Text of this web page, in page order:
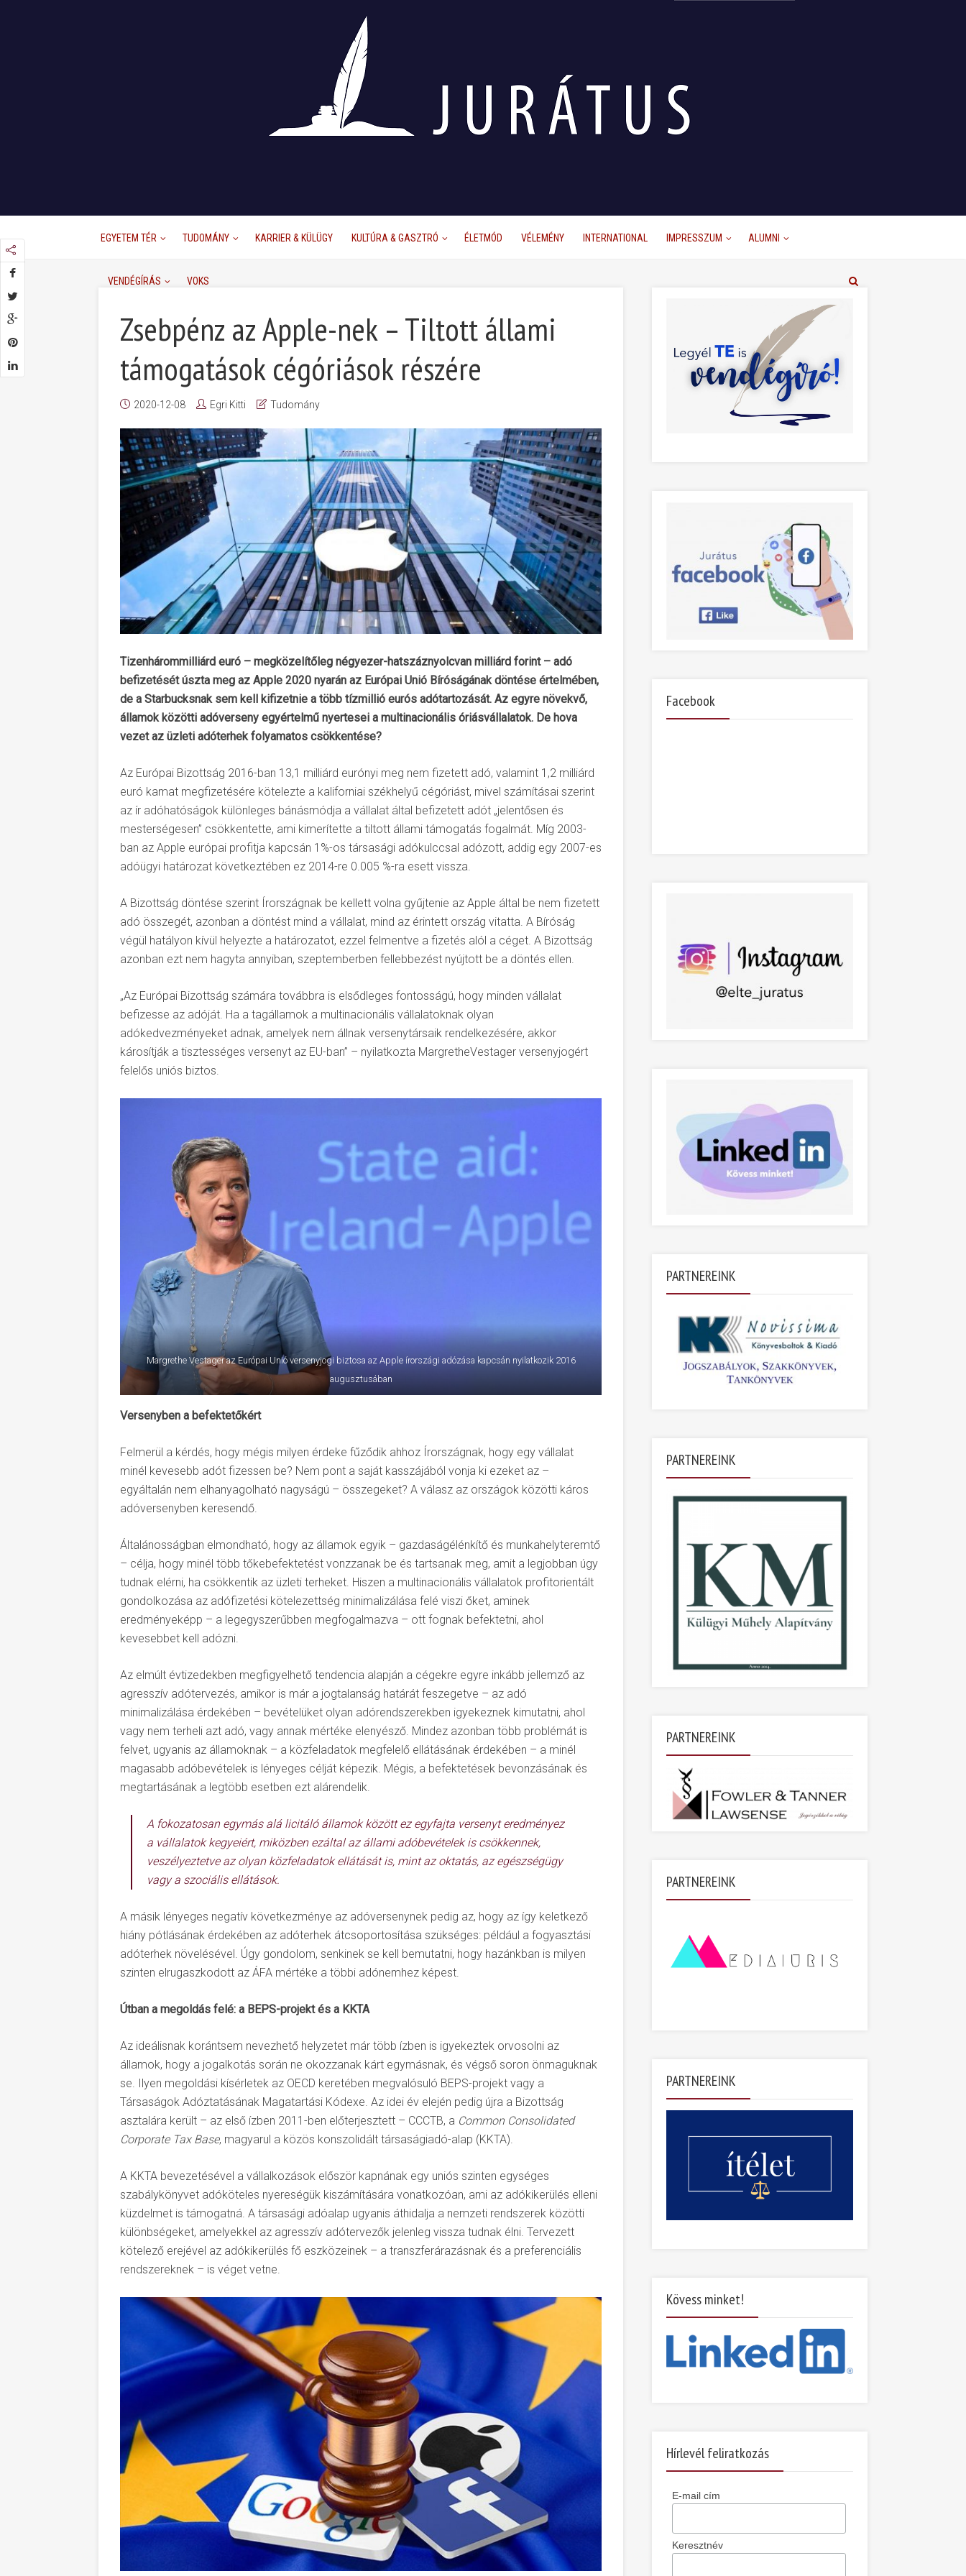
EGYETEM TÉR TUDOMÁNY KARRIER & KÜLÜGY KULTÚRA & GASZTRÓ ÉLETMÓD VÉLEMÉNY INTERNATIONAL IMPRESSZUM ALUMNI
VENDÉGÍRÁS VOKS
Zsebpénz az Apple-nek – Tiltott állami
támogatások cégóriások részére
2020-12-08 Egri Kitti Tudomány
Tizenhárommilliárd euró – megközelítőleg négyezer-hatszáznyolcvan milliárd forint – adó
befizetését úszta meg az Apple 2020 nyarán az Európai Unió Bíróságának döntése értelmében,
de a Starbucksnak sem kell kifizetnie a több tízmillió eurós adótartozását. Az egyre növekvő,
államok közötti adóverseny egyértelmű nyertesei a multinacionális óriásvállalatok. De hova
vezet az üzleti adóterhek folyamatos csökkentése?
Az Európai Bizottság 2016-ban 13,1 milliárd eurónyi meg nem fizetett adó, valamint 1,2 milliárd
euró kamat megfizetésére kötelezte a kaliforniai székhelyű cégóriást, mivel számításai szerint
az ír adóhatóságok különleges bánásmódja a vállalat által befizetett adót „jelentősen és
mesterségesen” csökkentette, ami kimerítette a tiltott állami támogatás fogalmát. Míg 2003-
ban az Apple európai profitja kapcsán 1%-os társasági adókulccsal adózott, addig egy 2007-es
adóügyi határozat következtében ez 2014-re 0.005 %-ra esett vissza.
A Bizottság döntése szerint Írországnak be kellett volna gyűjtenie az Apple által be nem fizetett
adó összegét, azonban a döntést mind a vállalat, mind az érintett ország vitatta. A Bíróság
végül hatályon kívül helyezte a határozatot, ezzel felmentve a fizetés alól a céget. A Bizottság
azonban ezt nem hagyta annyiban, szeptemberben fellebbezést nyújtott be a döntés ellen.
„Az Európai Bizottság számára továbbra is elsődleges fontosságú, hogy minden vállalat
befizesse az adóját. Ha a tagállamok a multinacionális vállalatoknak olyan
adókedvezményeket adnak, amelyek nem állnak versenytársaik rendelkezésére, akkor
károsítják a tisztességes versenyt az EU-ban” – nyilatkozta MargretheVestager versenyjogért
felelős uniós biztos.
Margrethe Vestager az Európai Unió versenyjogi biztosa az Apple írországi adózása kapcsán nyilatkozik 2016
augusztusában
Versenyben a befektetőkért
Felmerül a kérdés, hogy mégis milyen érdeke fűződik ahhoz Írországnak, hogy egy vállalat
minél kevesebb adót fizessen be? Nem pont a saját kasszájából vonja ki ezeket az –
egyáltalán nem elhanyagolható nagyságú – összegeket? A válasz az országok közötti káros
adóversenyben keresendő.
Általánosságban elmondható, hogy az államok egyik – gazdaságélénkítő és munkahelyteremtő
– célja, hogy minél több tőkebefektetést vonzzanak be és tartsanak meg, amit a legjobban úgy
tudnak elérni, ha csökkentik az üzleti terheket. Hiszen a multinacionális vállalatok profitorientált
gondolkozása az adófizetési kötelezettség minimalizálása felé viszi őket, aminek
eredményeképp – a legegyszerűbben megfogalmazva – ott fognak befektetni, ahol
kevesebbet kell adózni.
Az elmúlt évtizedekben megfigyelhető tendencia alapján a cégekre egyre inkább jellemző az
agresszív adótervezés, amikor is már a jogtalanság határát feszegetve – az adó
minimalizálása érdekében – bevételüket olyan adórendszerekben igyekeznek kimutatni, ahol
vagy nem terheli azt adó, vagy annak mértéke elenyésző. Mindez azonban több problémát is
felvet, ugyanis az államoknak – a közfeladatok megfelelő ellátásának érdekében – a minél
magasabb adóbevételek is lényeges célját képezik. Mégis, a befektetések bevonzásának és
megtartásának a legtöbb esetben ezt alárendelik.
A fokozatosan egymás alá licitáló államok között ez egyfajta versenyt eredményez
a vállalatok kegyeiért, miközben ezáltal az állami adóbevételek is csökkennek,
veszélyeztetve az olyan közfeladatok ellátását is, mint az oktatás, az egészségügy
vagy a szociális ellátások.
A másik lényeges negatív következménye az adóversenynek pedig az, hogy az így keletkező
hiány pótlásának érdekében az adóterhek átcsoportosítása szükséges: például a fogyasztási
adóterhek növelésével. Úgy gondolom, senkinek se kell bemutatni, hogy hazánkban is milyen
szinten elrugaszkodott az ÁFA mértéke a többi adónemhez képest.
Útban a megoldás felé: a BEPS-projekt és a KKTA
Az ideálisnak korántsem nevezhető helyzetet már több ízben is igyekeztek orvosolni az
államok, hogy a jogalkotás során ne okozzanak kárt egymásnak, és végső soron önmaguknak
se. Ilyen megoldási kísérletek az OECD keretében megvalósuló BEPS-projekt vagy a
Társaságok Adóztatásának Magatartási Kódexe. Az idei év elején pedig újra a Bizottság
asztalára került – az első ízben 2011-ben előterjesztett – CCCTB, a Common Consolidated
Corporate Tax Base, magyarul a közös konszolidált társaságiadó-alap (KKTA).
A KKTA bevezetésével a vállalkozások először kapnának egy uniós szinten egységes
szabálykönyvet adóköteles nyereségük kiszámítására vonatkozóan, ami az adókikerülés elleni
küzdelmet is támogatná. A társasági adóalap ugyanis áthidalja a nemzeti rendszerek közötti
különbségeket, amelyekkel az agresszív adótervezők jelenleg vissza tudnak élni. Tervezett
kötelező erejével az adókikerülés fő eszközeinek – a transzferárazásnak és a preferenciális
rendszereknek – is véget vetne.
Facebook
PARTNEREINK
PARTNEREINK
PARTNEREINK
PARTNEREINK
PARTNEREINK
Kövess minket!
Hírlevél feliratkozás
E-mail cím
Keresztnév